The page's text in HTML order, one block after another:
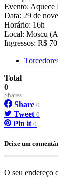
Evento: Aquece
Data: 29 de
Horário: 16h
Local: Moscu
Ingressos: R$
Total
0
Shares
Share 0
Tweet 0
Pin it 0
Deixe um
O seu endereço